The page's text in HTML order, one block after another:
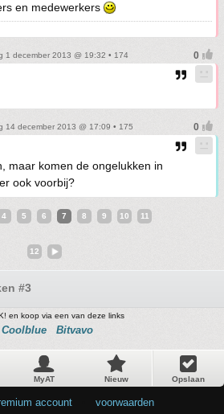
en medewerkers
1 december 2013 @ 19:32 • 174
14 december 2013 @ 17:09 • 175
maar komen de ongelukken in
ook voorbij?
4 5 6 7 8 9 10 11
12
#3
en koop via een van deze links
Coolblue Bitvavo
MyAT Nieuw Opslaan
account voorwaarden